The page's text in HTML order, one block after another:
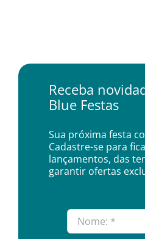
Receba
Blue Festas
Sua próxima festa
Cadastre-se para
lançamentos, das
garantir ofertas